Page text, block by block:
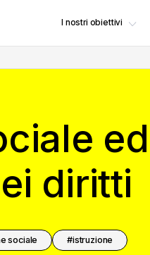
I nostri obiettivi
ed
diritti
sociale istruzione